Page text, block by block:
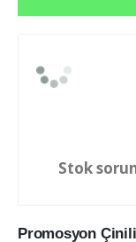
Stok
Promosyon